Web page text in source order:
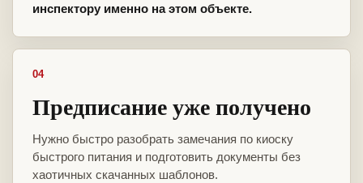
инспектору именно на этом объекте.
04
Предписание уже получено
Нужно быстро разобрать замечания по киоску
быстрого питания и подготовить документы без
хаотичных скачанных шаблонов.